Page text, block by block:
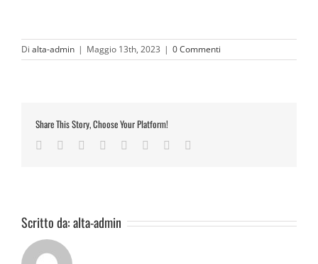
Di alta-admin | Maggio 13th, 2023 | 0 Commenti
Share This Story, Choose Your Platform!
Facebook
TwitterReddit LinkedIn
TumblrPinterest
Scritto da:alta-admin